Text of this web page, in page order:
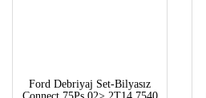
Ford Debriyaj Set-Bilyasız